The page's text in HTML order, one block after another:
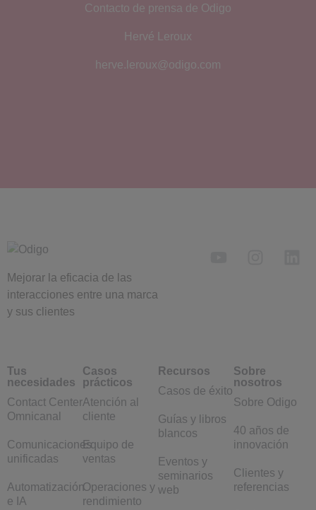
Contacto de prensa de Odigo
Hervé Leroux
herve.leroux@odigo.com
Mejorar la eficacia de las
interacciones entre una marca
y sus clientes
Tus
necesidades
Contact Center
Omnicanal
Comunicaciones
unificadas
Automatización
e IA
Casos
prácticos
Atención al
cliente
Equipo de
ventas
Operaciones y
rendimiento
Recursos
Casos de éxito
Guías y libros
blancos
Eventos y
seminarios
web
Sobre
nosotros
Sobre Odigo
40 años de
innovación
Clientes y
referencias